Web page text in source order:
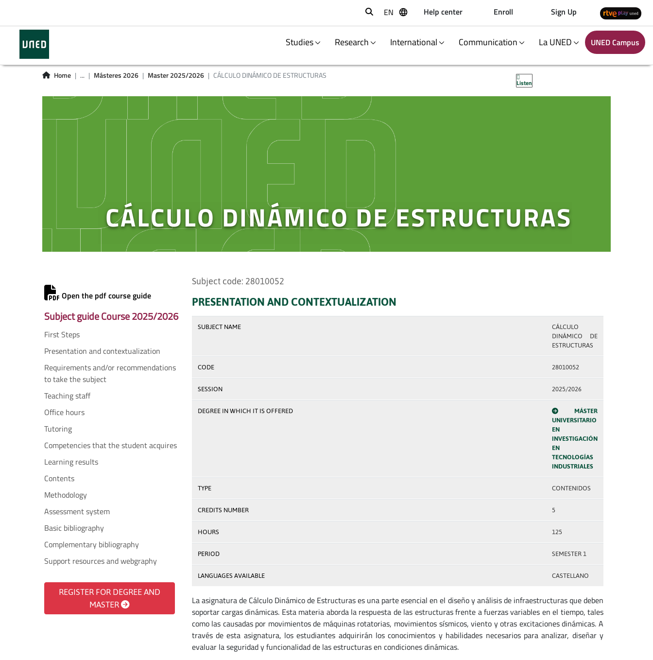
Buscar
EN Help center Enroll Sign Up
Studies Research International Communication La UNED UNED Campus
Home ... Másteres 2026 Master 2025/2026 CÁLCULO DINÁMICO DE ESTRUCTURAS
Listen
CÁLCULO DINÁMICO DE ESTRUCTURAS
Open the pdf course guide
Subject guide Course 2025/2026
First Steps
Presentation and contextualization
Requirements and/or recommendations
to take the subject
Teaching staff
Office hours
Tutoring
Competencies that the student acquires
Learning results
Contents
Methodology
Assessment system
Basic bibliography
Complementary bibliography
Support resources and webgraphy
REGISTER FOR DEGREE AND
MASTER
Subject code: 28010052
PRESENTATION AND CONTEXTUALIZATION
SUBJECT NAME
CÁLCULO
DINÁMICO DE
ESTRUCTURAS
CODE 28010052
SESSION 2025/2026
DEGREE IN WHICH IT IS OFFERED
MÁSTER
UNIVERSITARIO
EN
INVESTIGACIÓN
EN
TECNOLOGÍAS
INDUSTRIALES
TYPE CONTENIDOS
CREDITS NUMBER 5
HOURS 125
PERIOD SEMESTER 1
LANGUAGES AVAILABLE CASTELLANO
La asignatura de Cálculo Dinámico de Estructuras es una parte esencial en el diseño y análisis de infraestructuras que deben
soportar cargas dinámicas. Esta materia aborda la respuesta de las estructuras frente a fuerzas variables en el tiempo, tales
como las causadas por movimientos de máquinas rotatorias, movimientos sísmicos, viento y otras excitaciones dinámicas. A
través de esta asignatura, los estudiantes adquirirán los conocimientos y habilidades necesarios para analizar, diseñar y
evaluar la seguridad y funcionalidad de las estructuras en condiciones dinámicas.